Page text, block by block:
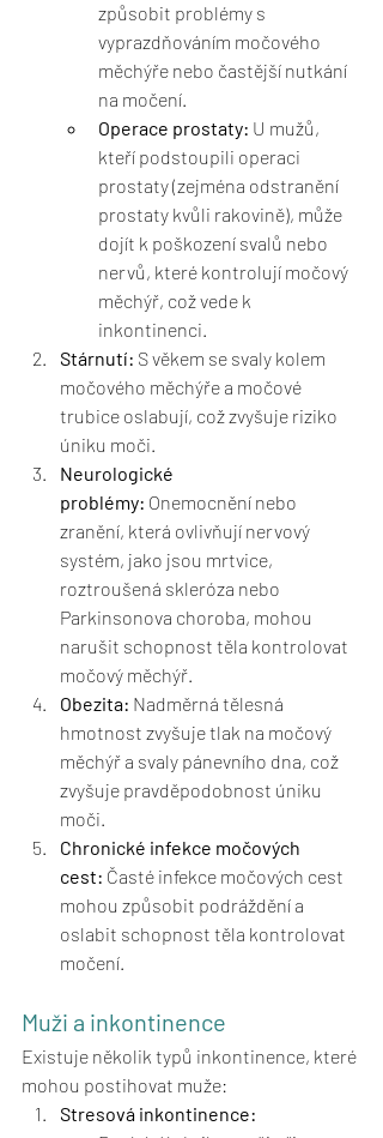
způsobit problémy s
vyprazdňováním močového
měchýře nebo častější nutkání
na močení.
Operace prostaty: U mužů,
kteří podstoupili operaci
prostaty (zejména odstranění
prostaty kvůli rakovině), může
dojít k poškození svalů nebo
nervů, které kontrolují močový
měchýř, což vede k
inkontinenci.
Stárnutí: S věkem se svaly kolem
močového měchýře a močové
trubice oslabují, což zvyšuje riziko
úniku moči.
Neurologické
problémy: Onemocnění nebo
zranění, která ovlivňují nervový
systém, jako jsou mrtvice,
roztroušená skleróza nebo
Parkinsonova choroba, mohou
narušit schopnost těla kontrolovat
močový měchýř.
Obezita: Nadměrná tělesná
hmotnost zvyšuje tlak na močový
měchýř a svaly pánevního dna, což
zvyšuje pravděpodobnost úniku
moči.
Chronické infekce močových
cest: Časté infekce močových cest
mohou způsobit podráždění a
oslabit schopnost těla kontrolovat
močení.
Muži a inkontinence
Existuje několik typů inkontinence, které
mohou postihovat muže:
Stresová inkontinence: